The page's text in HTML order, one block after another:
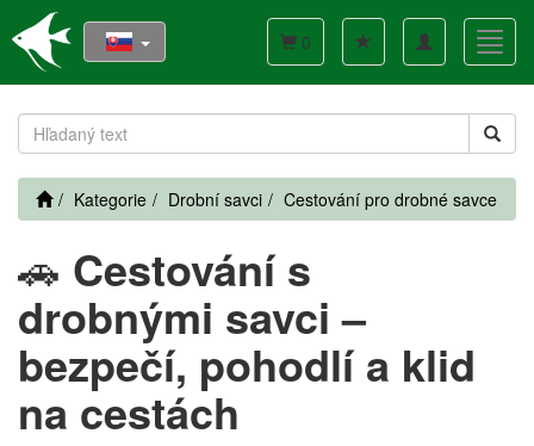
Toggle
navigation
0
Kategorie Drobní savci Cestování pro drobné savce
🚗 Cestování s
drobnými savci –
bezpečí, pohodlí a klid
na cestách